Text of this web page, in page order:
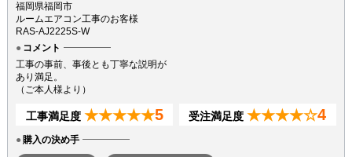
福岡県福岡市
ルームエアコン工事のお客様
RAS-AJ2225S-W
コメント
工事の事前、事後とも丁寧な説明が
あり満足。
（ご本人様より）
工事満足度 ★★★★★5 受注満足度 ★★★★☆4
購入の決め手